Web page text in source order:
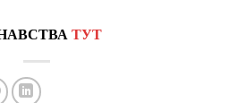
ТУТ